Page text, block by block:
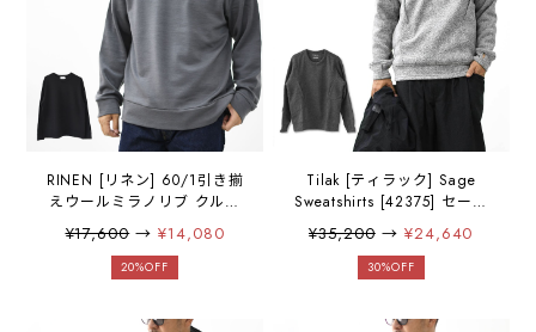
RINEN [リネン] 60/1引き揃
えウールミラノリブ クルー
ネック [R17608-M] ニッ
ト・クルーネック・ミラノ
リブ・ウール・MEN'S
¥17,600→¥14,080
20%OFF
Tilak [ティラック] Sage
Sweatshirts [42375] セージ
スウェットシャツ・フリー
スTシャツ・保温・防寒ウェ
ア・アウトドア・キャン
¥35,200→ ¥24,640
30%OFF